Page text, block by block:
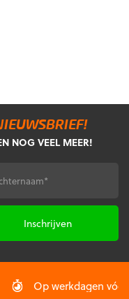
NOG VEEL MEER!
*
Op werkdagen